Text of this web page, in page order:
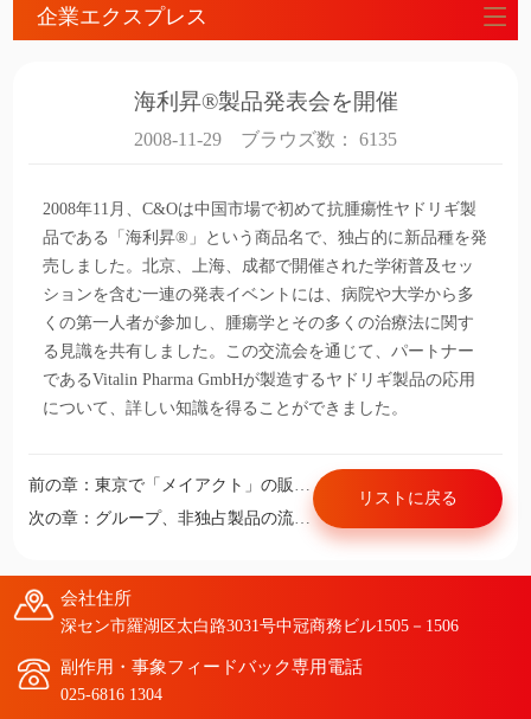
企業エクスプレス
海利昇®製品発表会を開催
2008-11-29 ブラウズ数： 6135
2008年11月、C&Oは中国市場で初めて抗腫瘍性ヤドリギ製
品である「海利昇®」という商品名で、独占的に新品種を発
売しました。北京、上海、成都で開催された学術普及セッ
ションを含む一連の発表イベントには、病院や大学から多
くの第一人者が参加し、腫瘍学とその多くの治療法に関す
る見識を共有しました。この交流会を通じて、パートナー
であるVitalin Pharma GmbHが製造するヤドリギ製品の応用
について、詳しい知識を得ることができました。
リストに戻る
次の章：グループ、非独占製品の流通を担う蒼南公司を売却
会社住所
深セン市羅湖区太白路3031号中冠商務ビル1505－1506
副作用・事象フィードバック専用電話
025-6816 1304